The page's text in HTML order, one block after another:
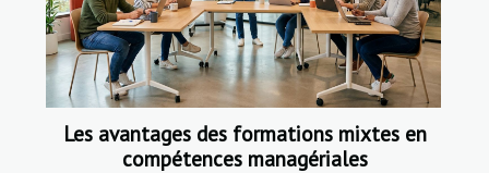
Les avantages des formations mixtes en
compétences managériales